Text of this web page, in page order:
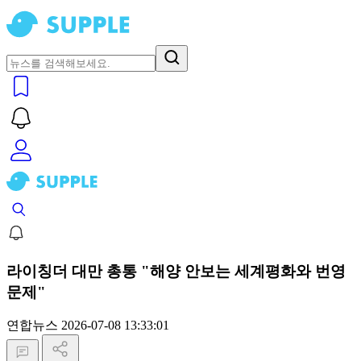
라이칭더 대만 총통 "해양 안보는 세계평화와 번영
문제"
연합뉴스 2026-07-08 13:33:01